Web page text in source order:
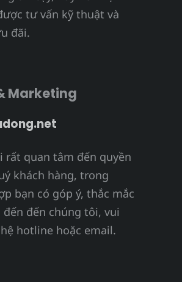
tư vấn kỹ thuật và
đãi.
Marketing
rất quan tâm đến quyền
khách hàng, trong
bạn có góp ý, thắc mắc
đến đến chúng tôi, vui
hotline hoặc email.